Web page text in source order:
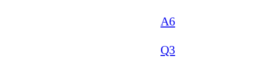
A6
Q3